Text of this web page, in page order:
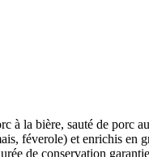
à la bière, sauté de porc
féverole) et enrichis en
de conservation